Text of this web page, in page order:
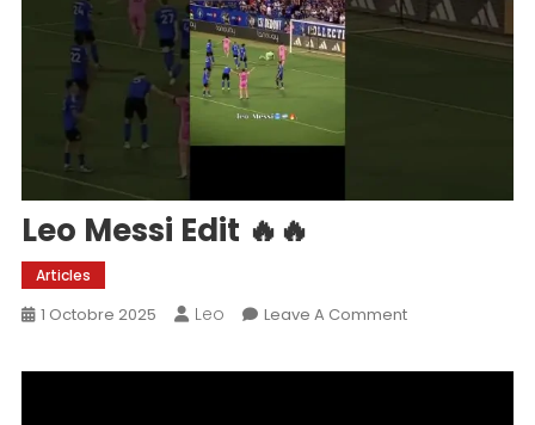
Leo Messi Edit 🔥🔥
Articles
1 Octobre 2025 Leo Leave A CommentOn
Messi